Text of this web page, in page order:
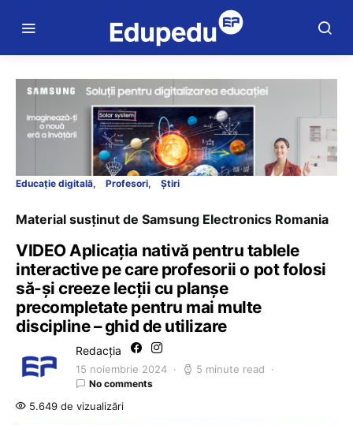
Educație digitală Profesori Știri
Material susținut de Samsung Electronics Romania
VIDEO Aplicația nativă pentru tablele
interactive pe care profesorii o pot folosi
să-și creeze lecții cu planșe
precompletate pentru mai multe
discipline – ghid de utilizare
Redacția
15 noiembrie 2024 5 minute read
No comments
5.649 de vizualizări